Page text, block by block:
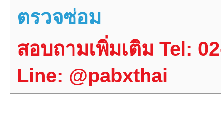
ตรวจซ่อม
สอบถามเพิ่มเติม Tel:
Line: @pabxthai